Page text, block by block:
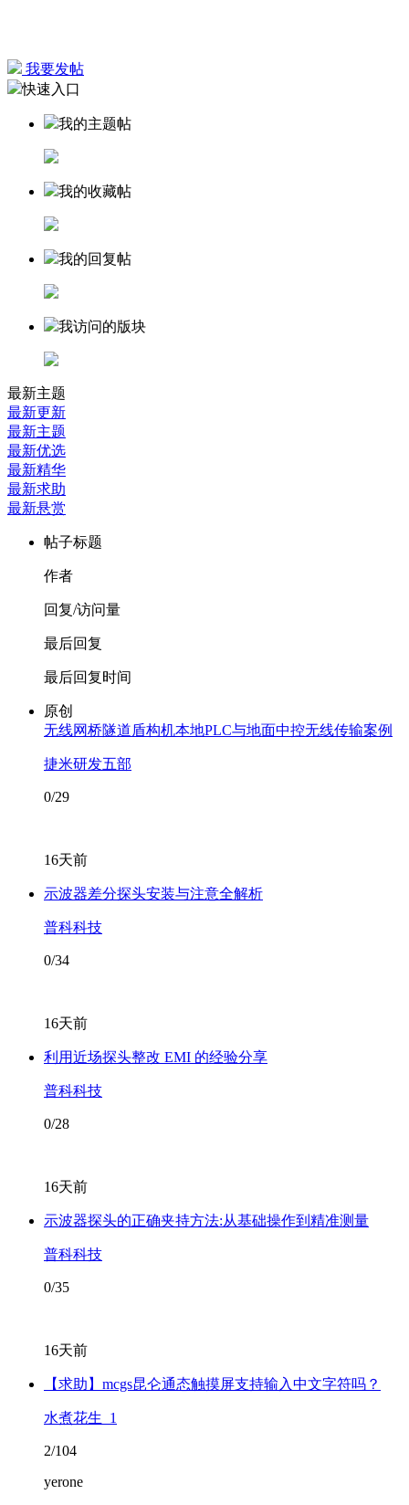
我要发帖
快速入口
我的主题帖
我的收藏帖
我的回复帖
我访问的版块
最新主题
最新更新
最新主题
最新优选
最新精华
最新求助
最新悬赏
帖子标题
作者
回复/访问量
最后回复
最后回复时间
原创
无线网桥隧道盾构机本地PLC与地面中控无线传输案例
捷米研发五部
0/29
16天前
示波器差分探头安装与注意全解析
普科科技
0/34
16天前
利用近场探头整改 EMI 的经验分享
普科科技
0/28
16天前
示波器探头的正确夹持方法:从基础操作到精准测量
普科科技
0/35
16天前
【求助】mcgs昆仑通态触摸屏支持输入中文字符吗？
水煮花生_1
2/104
yerone